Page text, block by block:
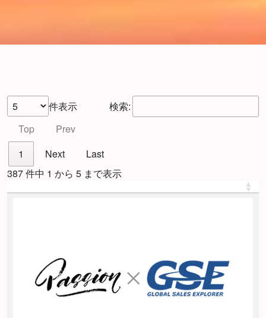
件表示
検索:
Top
Prev
1
Next
Last
387 件中 1 から 5 まで表示